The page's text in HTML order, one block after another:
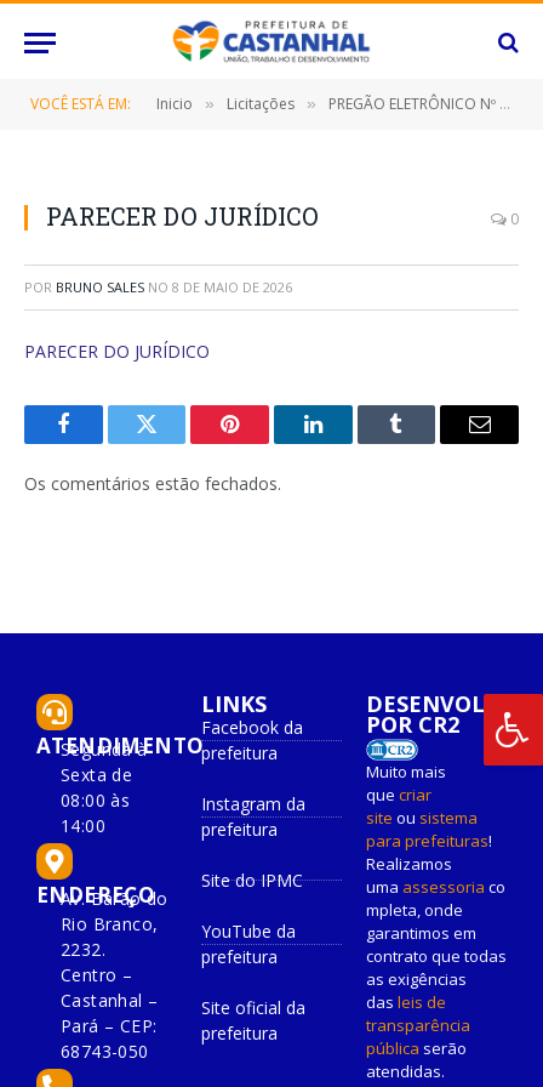
VOCÊ ESTÁ EM: Inicio » Licitações » PREGÃO ELETRÔNICO Nº 064/2021 (CONTRATAÇÃO DE EMPRESA ESPECIALIZADA PARA PRESTAÇÃO DE SERVIÇOS DE TRANSPORTE ESCOLAR PARA ALUNOS EM ZONEAMENTO RURAL DA REDE MUNICIPAL E ESTADUAL DE ENSINO)
PARECER DO JURÍDICO 0
POR BRUNO SALES NO 8 DE MAIO DE 2026
PARECER DO JURÍDICO
FacebookTwitter Pinterest O
Tumblr
E-
Os comentários estão fechados.
ATENDIMENTO
Segunda à
Sexta de
08:00 às
14:00
ENDEREÇO
Av. Barão do
Rio Branco,
2232.
Centro –
Castanhal –
Pará – CEP:
68743-050
LINKS
Facebook da
prefeitura
Instagram da
prefeitura
Site do IPMC
YouTube da
prefeitura
Site oficial da
prefeitura
DESENVOLVIDO
POR CR2
Muito mais
que criar
site ou sistema
para prefeituras!
Realizamos
uma assessoria co
mpleta, onde
garantimos em
contrato que todas
as exigências
das leis de
transparência
pública serão
atendidas.